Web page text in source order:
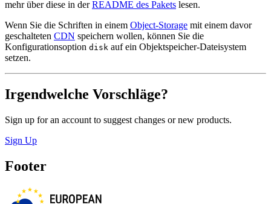
mehr über diese in derREADME des Pakets lesen.
Wenn Sie die Schriften in einem Object-Storage mit einem davor
geschalteten CDN speichern wollen, können Sie die
Konfigurationsoption disk auf ein Objektspeicher-Dateisystem
setzen.
Irgendwelche Vorschläge?
Sign up for an account to suggest changes or new products.
Sign Up
Footer